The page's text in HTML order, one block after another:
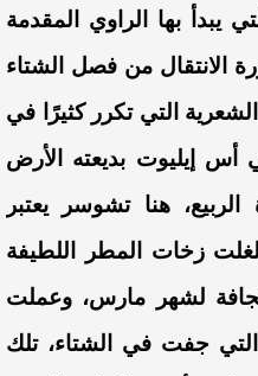
يبدأ بها الراوي
المقدمة
الانتقال من فصل
الشتاء
الشعرية التي تكرر كثيرًا
في
أس إيليوت بديعته
الأرض
الربيع،هنا تشوسر
يعتبر
زخات المطر
اللطيفة
لشهر مارس، وعملت
التي جفت في الشتاء،تلك